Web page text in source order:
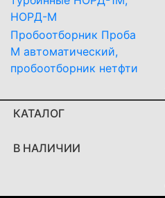
НОРД-М
Пробоотборник Проба
М автоматический,
пробоотборник нетфти
КАТАЛОГ
В НАЛИЧИИ